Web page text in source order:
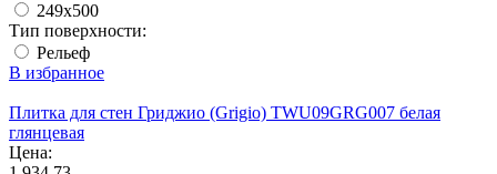
249x500
Тип поверхности:
Рельеф
В избранное
Плитка для стен Гриджио (Grigio) TWU09GRG007 белая
глянцевая
Цена: